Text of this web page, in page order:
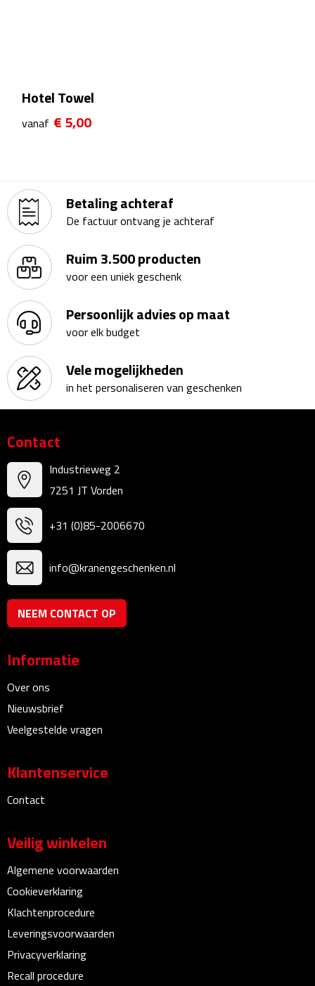
Kopjes & Mokken
Kopjes
Schoteltjes
Thermossets
Kantoor & Zakelijk
Agenda's & Kalenders
Agenda's
Kalenders
Beurs & Evenementen
Banners
Barmatten
Naambadges & naamkaarthouders
Stickers
Visitekaartjes
Vlaggen
Bureau Toebehoren
Bureauklokken
Bureaulampen
Boekenleggers
Briefopeners
Gummen
Hotel Towel
vanaf € 5,00
Betaling achteraf
De factuur ontvang je achteraf
Ruim 3.500 producten
voor een uniek geschenk
Persoonlijk advies op maat
voor elk budget
Vele mogelijkheden
in het personaliseren van geschenken
Contact
Industrieweg 2
7251 JT Vorden
+31 (0)85-2006670
info@kranengeschenken.nl
NEEM CONTACT OP
Informatie
Over ons
Nieuwsbrief
Veelgestelde vragen
Klantenservice
Contact
Veilig winkelen
Algemene voorwaarden
Cookieverklaring
Klachtenprocedure
Leveringsvoorwaarden
Privacyverklaring
Recall procedure